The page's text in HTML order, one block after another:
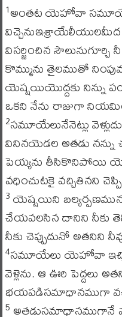
1అంతట యెహోవా
విచ్చెనుఇశ్రాయేలీయులమీద
విసర్జించిన సౌలునుగూర్చి
కొమ్మును తైలముతో
యెష్షయియొద్దకు నిన్ను
ఒకని నేను రాజుగా
2సమూయేలునేనెట్లు
వినినయెడల అతడు
పెయ్యను తీసికొనిపోయి
వధించుటకై వచ్చితినని చెప్పి
3 యెష్షయిని
చేయవలసిన దానిని నీకు
నీకు చెప్పుదునో అతనిని
4సమూయేలు యెహోవా ఇచ్చిన
వెళ్లెను. ఆ ఊరి పెద్దలు
భయపడిసమాధానముగా
5 అతడుసమాధానముగానే